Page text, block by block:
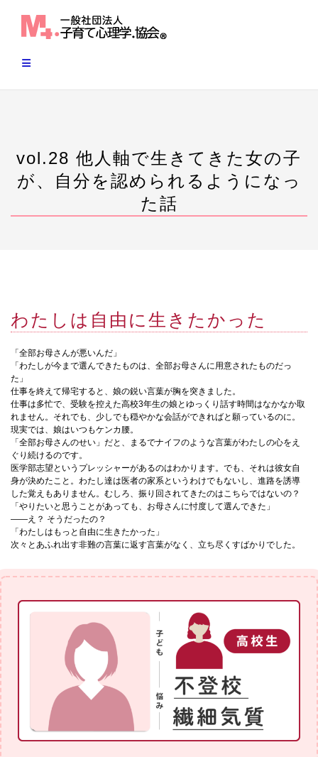
vol.28 他人軸で生きてきた女の子
が、自分を認められるようになっ
た話
わたしは自由に生きたかった
「全部お母さんが悪いんだ」
「わたしが今まで選んできたものは、全部お母さんに用意されたものだっ
た」
仕事を終えて帰宅すると、娘の鋭い言葉が胸を突きました。
仕事は多忙で、受験を控えた高校3年生の娘とゆっくり話す時間はなかなか取
れません。それでも、少しでも穏やかな会話ができればと願っているのに。
現実では、娘はいつもケンカ腰。
「全部お母さんのせい」だと、まるでナイフのような言葉がわたしの心をえ
ぐり続けるのです。
医学部志望というプレッシャーがあるのはわかります。でも、それは彼女自
身が決めたこと。わたし達は医者の家系というわけでもないし、進路を誘導
した覚えもありません。むしろ、振り回されてきたのはこちらではないの？
「やりたいと思うことがあっても、お母さんに忖度して選んできた」
——え？ そうだったの？
「わたしはもっと自由に生きたかった」
次々とあふれ出す非難の言葉に返す言葉がなく、立ち尽くすばかりでした。